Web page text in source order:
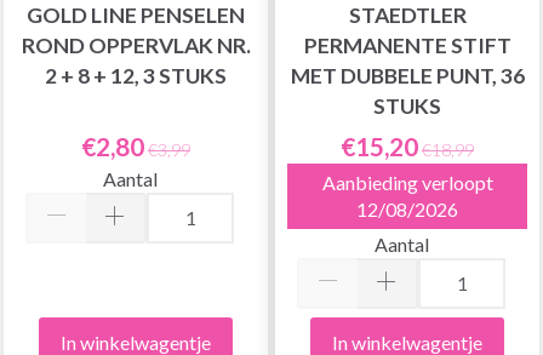
GOLD LINE PENSELEN
ROND OPPERVLAK NR.
2 + 8 + 12, 3 STUKS
€2,80€3,99
Aantal
In winkelwagentje
STAEDTLER
PERMANENTE STIFT
MET DUBBELE PUNT, 36
STUKS
€15,20€18,99
Aanbieding verloopt
12/08/2026
Aantal
In winkelwagentje